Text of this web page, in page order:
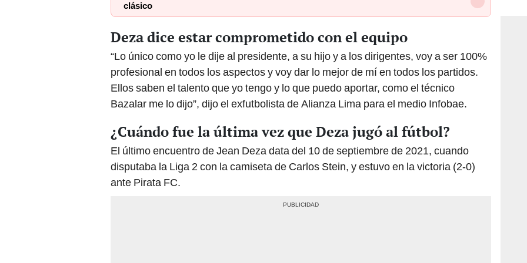
clásico
Deza dice estar comprometido con el equipo
“Lo único como yo le dije al presidente, a su hijo y a los dirigentes, voy a ser 100%
profesional en todos los aspectos y voy dar lo mejor de mí en todos los partidos.
Ellos saben el talento que yo tengo y lo que puedo aportar, como el técnico
Bazalar me lo dijo”, dijo el exfutbolista de Alianza Lima para el medio Infobae.
¿Cuándo fue la última vez que Deza jugó al fútbol?
El último encuentro de Jean Deza data del 10 de septiembre de 2021, cuando
disputaba la Liga 2 con la camiseta de Carlos Stein, y estuvo en la victoria (2-0)
ante Pirata FC.